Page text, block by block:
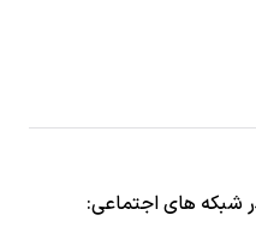
شبکه های اجتماعی: